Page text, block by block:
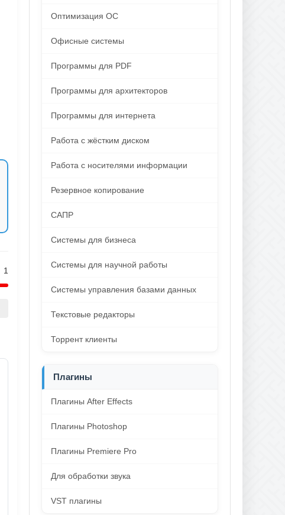
1
Оптимизация ОС
Офисные системы
Программы для PDF
Программы для архитекторов
Программы для интернета
Работа с жёстким диском
Работа с носителями информации
Резервное копирование
САПР
Системы для бизнеса
Системы для научной работы
Системы управления базами данных
Текстовые редакторы
Торрент клиенты
Плагины
Плагины After Effects
Плагины Photoshop
Плагины Premiere Pro
Для обработки звука
VST плагины